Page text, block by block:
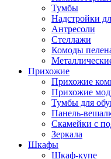
Тумбы
Надстройки
Антресоли
Стеллажи
Комоды
Прихожие
Прихожие
Прихожие
Тумбы для
Панель-
Скамейки с
Зеркала
Шкафы
Шкаф-купе